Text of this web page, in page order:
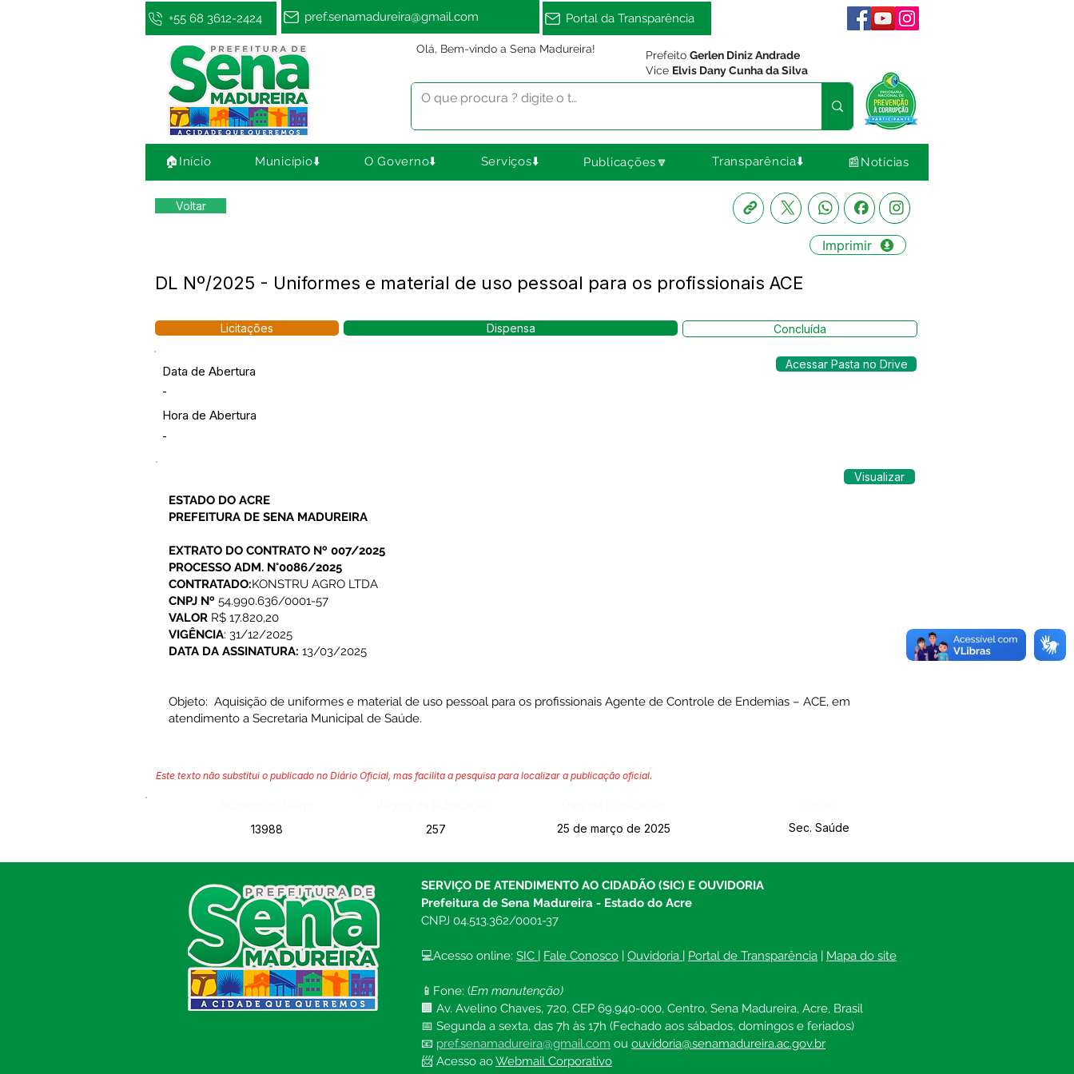
+55 68 3612-2424 pref.senamadureira@gmail.com Portal da Transparência
Olá, Bem-vindo a Sena Madureira! Prefeito Gerlen Diniz Andrade
Vice Elvis Dany Cunha da Silva
🏠Início Município⬇️ O Governo⬇️ Serviços⬇️ Publicações🔽 Transparência⬇️ 📰Notícias
Voltar
Imprimir
DL Nº/2025 - Uniformes e material de uso pessoal para os profissionais ACE
Licitações Dispensa Concluída
Data de Abertura
-
Hora de Abertura
-
Acessar Pasta no Drive
Visualizar
ESTADO DO ACRE
PREFEITURA DE SENA MADUREIRA
EXTRATO DO CONTRATO Nº 007/2025
PROCESSO ADM. N°0086/2025
CONTRATADO:KONSTRU AGRO LTDA
CNPJ Nº 54.990.636/0001-57
VALOR R$ 17.820,20
VIGÊNCIA: 31/12/2025
DATA DA ASSINATURA: 13/03/2025
Objeto: Aquisição de uniformes e material de uso pessoal para os profissionais Agente de Controle de Endemias – ACE, em
atendimento a Secretaria Municipal de Saúde.
Este texto não substitui o publicado no Diário Oficial, mas facilita a pesquisa para localizar a publicação oficial.
13988
257 25 de março de 2025 Sec. Saúde
CIDADÃO (SIC) E OUVIDORIA
Prefeitura de Sena Madureira
CNPJ 04.513.362/0001-37
Av. Avelino Chaves, n° 720, 69940-
Sena Madureira, Acre, Brasil
SERVIÇO DE ATENDIMENTO AO CIDADÃO (SIC) E OUVIDORIA
Prefeitura de Sena Madureira - Estado do Acre
CNPJ 04.513.362/0001-37
💻Acesso online: SIC | Fale Conosco | Ouvidoria | Portal de Transparência | Mapa do site
📱Fone: (Em manutenção)
🏢 Av. Avelino Chaves, 720, CEP 69.940-000, Centro, Sena Madureira, Acre, Brasil
📅 Segunda a sexta, das 7h às 17h (Fechado aos sábados, domingos e feriados)
📧 pref.senamadureira@gmail.com ou ouvidoria@senamadureira.ac.gov.br
📨 Acesso ao Webmail Corporativo